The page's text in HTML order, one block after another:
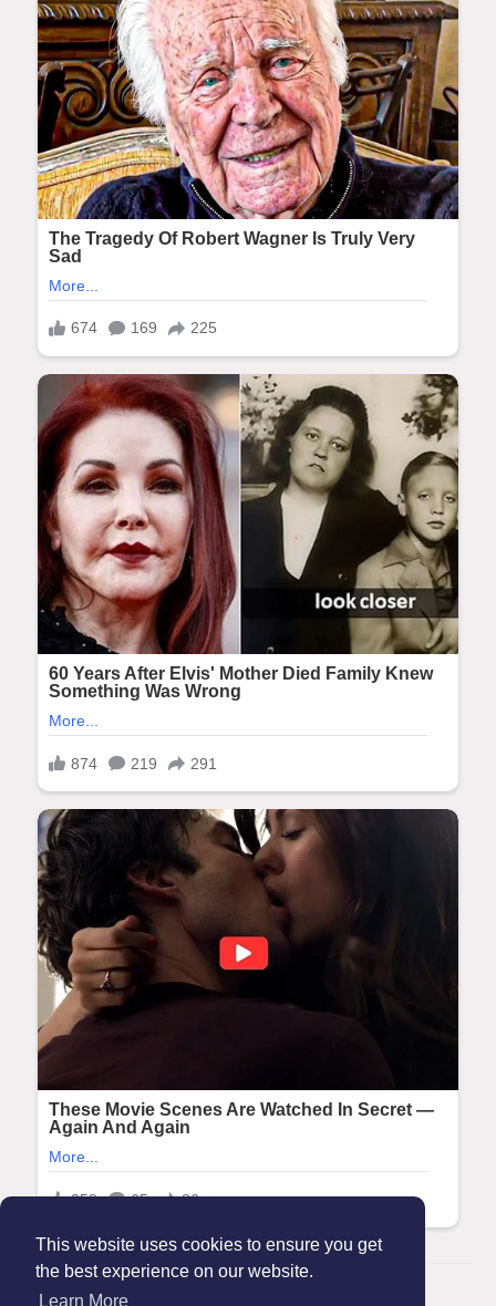
This website uses cookies to ensure you get
the best experience on our website.
Learn More